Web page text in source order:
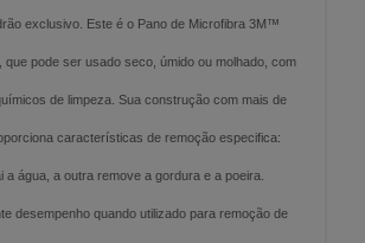
exclusivo. Este é o Pano de Microfibra 3M™
que pode ser usado seco, úmido ou molhado, com
de limpeza. Sua construção com mais de
características de remoção especifica:
a água, a outra remove a gordura e a poeira.
desempenho quando utilizado para remoção de